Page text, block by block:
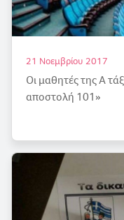
21 Νοεμβρίου 2017
Οι μαθητές της Α
αποστολή 101»